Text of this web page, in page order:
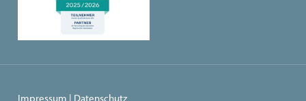
Impressum | Datenschutz